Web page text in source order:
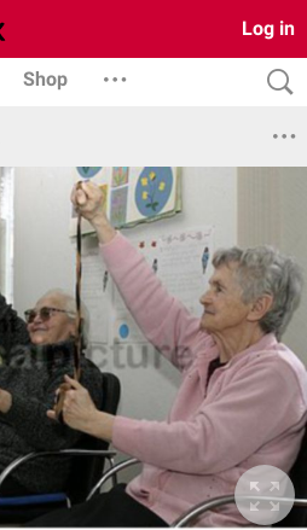
Log in
Shop